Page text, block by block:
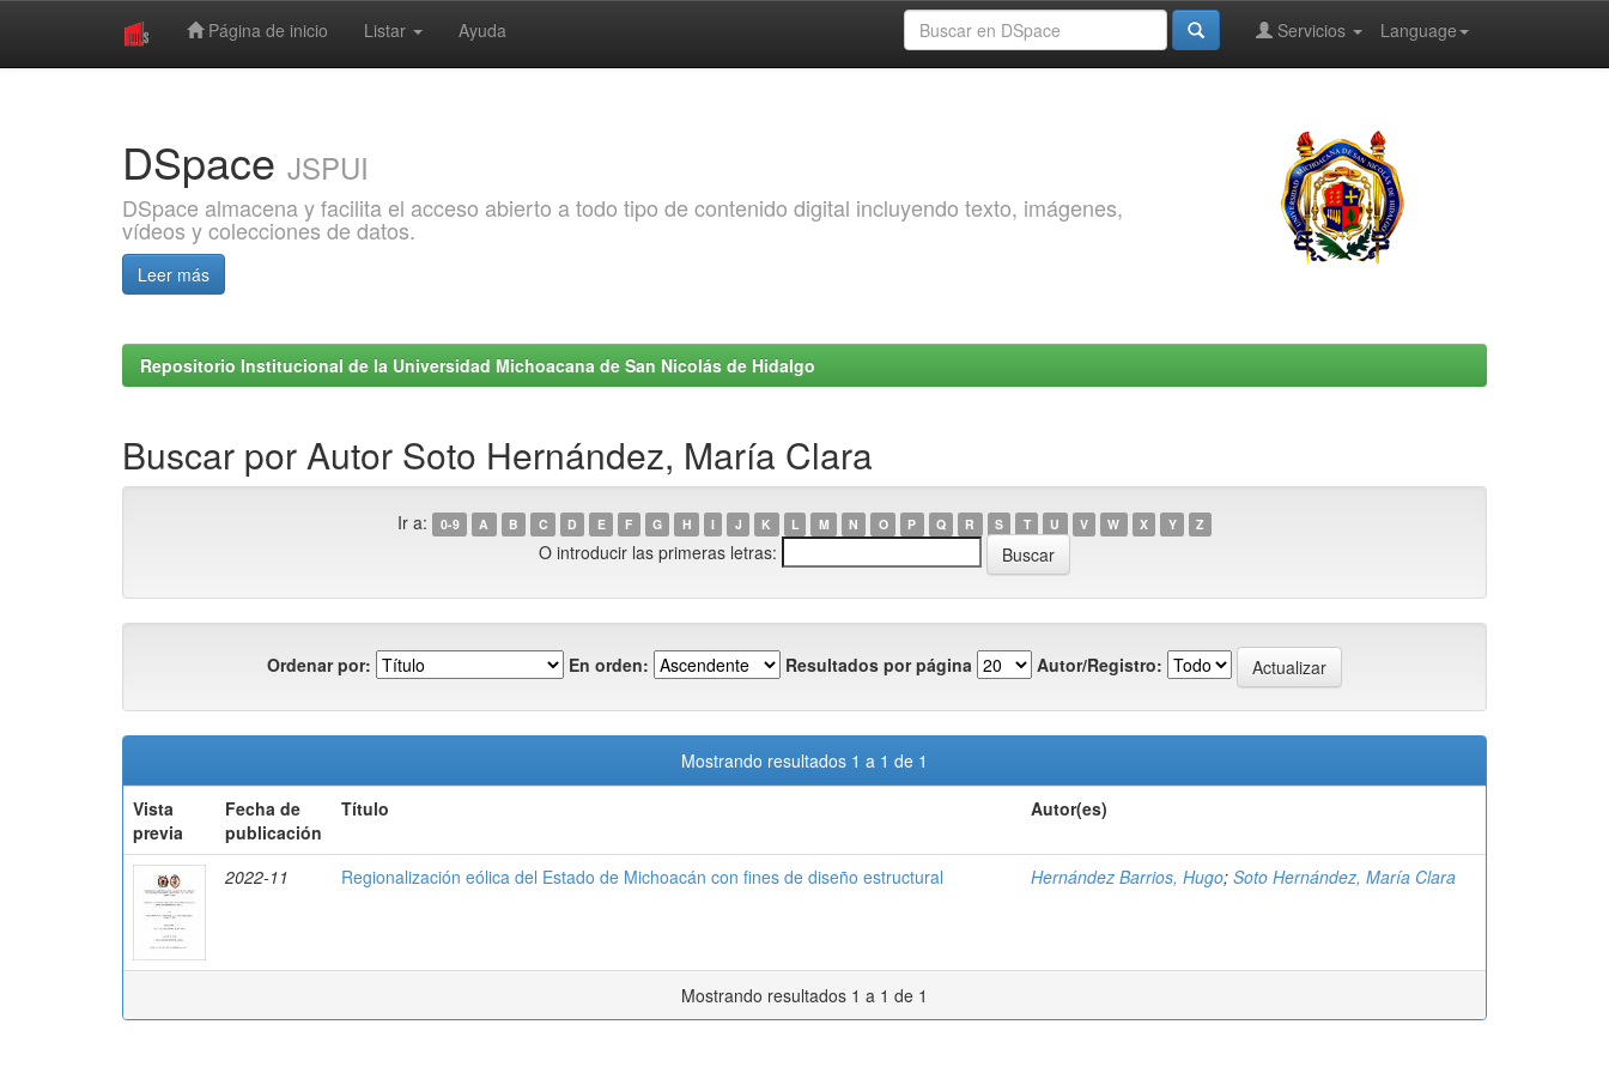
Página de inicio Listar Ayuda Language
Servicios
DSpace JSPUI
DSpace almacena y facilita el acceso abierto a todo tipo de contenido digital incluyendo texto, imágenes,
vídeos y colecciones de datos.
Leer más
Repositorio Institucional de la Universidad Michoacana de San Nicolás de Hidalgo
Buscar por Autor Soto Hernández, María Clara
Ir a: 0-9 A B C D E F G H I J K L M N O P Q R S T U V W X Y Z
O introducir las primeras letras:
Ordenar por: En orden: Resultados por página Autor/Registro:
Mostrando resultados 1 a 1 de 1
Vista
previa
Fecha de
publicación
Título Autor(es)
2022-11 Regionalización eólica del Estado de Michoacán con fines de diseño estructural Hernández Barrios, Hugo; Soto Hernández, María Clara
Mostrando resultados 1 a 1 de 1